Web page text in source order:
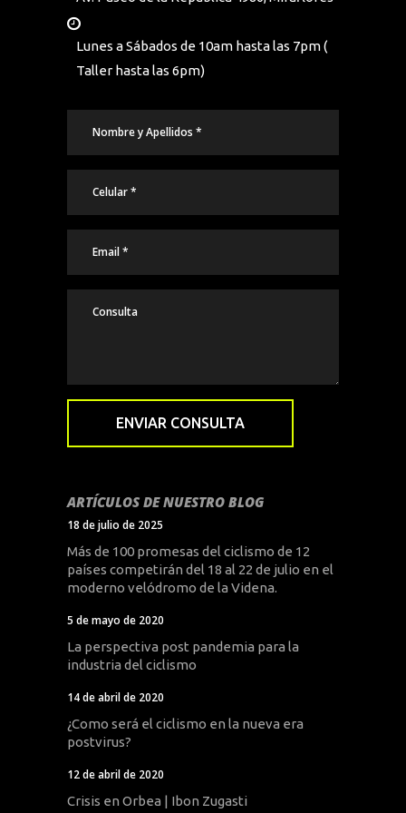
Lunes a Sábados de 10am hasta las 7pm (
Taller hasta las 6pm)
ARTÍCULOS DE NUESTRO BLOG
18 de julio de 2025
Más de 100 promesas del ciclismo de 12
países competirán del 18 al 22 de julio en el
moderno velódromo de la Videna.
5 de mayo de 2020
La perspectiva post pandemia para la
industria del ciclismo
14 de abril de 2020
¿Como será el ciclismo en la nueva era
postvirus?
12 de abril de 2020
Crisis en Orbea | Ibon Zugasti